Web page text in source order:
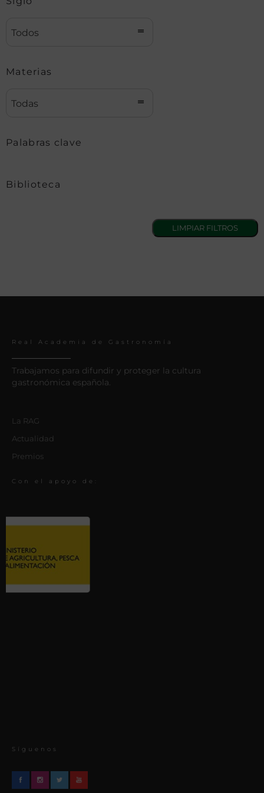
Todos
Materias
Todas
Palabras clave
Biblioteca
Real Academia de Gastronomía
Trabajamos para difundir y proteger la cultura
gastronómica española.
La RAG
Actualidad
Premios
Con el apoyo de:
Síguenos